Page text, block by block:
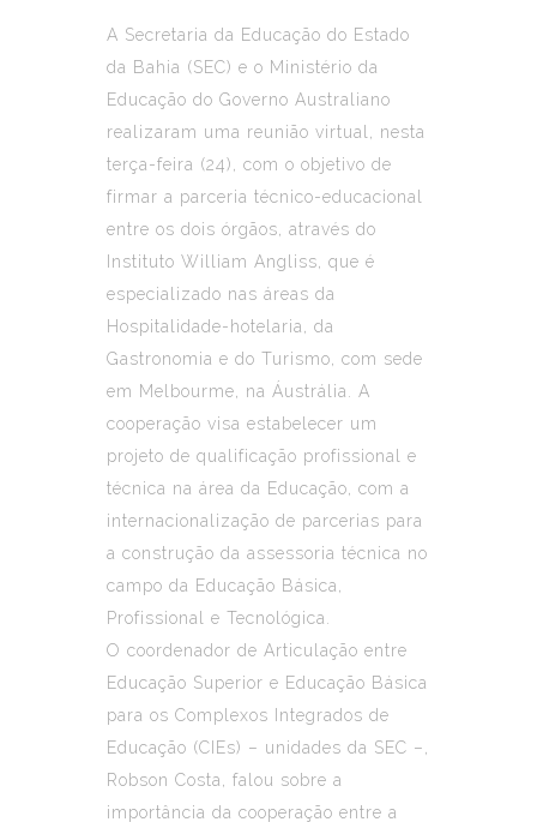
A Secretaria da Educação do Estado
da Bahia (SEC) e o Ministério da
Educação do Governo Australiano
realizaram uma reunião virtual, nesta
terça-feira (24), com o objetivo de
firmar a parceria técnico-educacional
entre os dois órgãos, através do
Instituto William Angliss, que é
especializado nas áreas da
Hospitalidade-hotelaria, da
Gastronomia e do Turismo, com sede
em Melbourme, na Áustrália. A
cooperação visa estabelecer um
projeto de qualificação profissional e
técnica na área da Educação, com a
internacionalização de parcerias para
a construção da assessoria técnica no
campo da Educação Básica,
Profissional e Tecnológica.
O coordenador de Articulação entre
Educação Superior e Educação Básica
para os Complexos Integrados de
Educação (CIEs) – unidades da SEC –,
Robson Costa, falou sobre a
importância da cooperação entre a